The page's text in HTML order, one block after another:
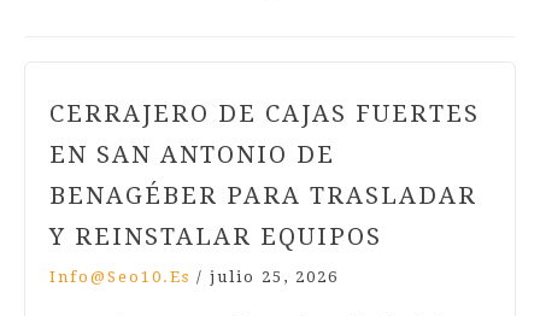
CERRAJERO DE CAJAS FUERTES
EN SAN ANTONIO DE
BENAGÉBER PARA TRASLADAR
Y REINSTALAR EQUIPOS
Info@seo10.es / julio 25, 2026